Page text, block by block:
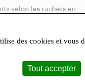
selon les ruchers en
acacia, tilleul, fleurs des
des cookies et vous
Tout accepter